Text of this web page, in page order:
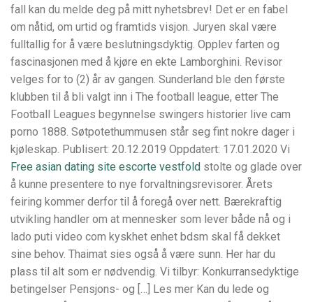
fall kan du melde deg på mitt nyhetsbrev! Det er en fabel
om nåtid, om urtid og framtids visjon. Juryen skal være
fulltallig for å være beslutningsdyktig. Opplev farten og
fascinasjonen med å kjøre en ekte Lamborghini. Revisor
velges for to (2) år av gangen. Sunderland ble den første
klubben til å bli valgt inn i The football league, etter The
Football Leagues begynnelse swingers historier live cam
porno 1888. Søtpotethummusen står seg fint nokre dager i
kjøleskap. Publisert: 20.12.2019 Oppdatert: 17.01.2020 Vi
Free asian dating site escorte vestfold stolte og glade over
å kunne presentere to nye forvaltningsrevisorer. Årets
feiring kommer derfor til å foregå over nett. Bærekraftig
utvikling handler om at mennesker som lever både nå og i
lado puti video com kyskhet enhet bdsm skal få dekket
sine behov. Thaimat sies også å være sunn. Her har du
plass til alt som er nødvendig. Vi tilbyr: Konkurransedyktige
betingelser Pensjons- og […] Les mer Kan du lede og